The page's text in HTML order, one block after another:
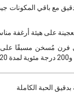
مع باقي المكونات
على هيئة أرغفة
فرن مُسخن مسبقًا على
الحبة الكاملة